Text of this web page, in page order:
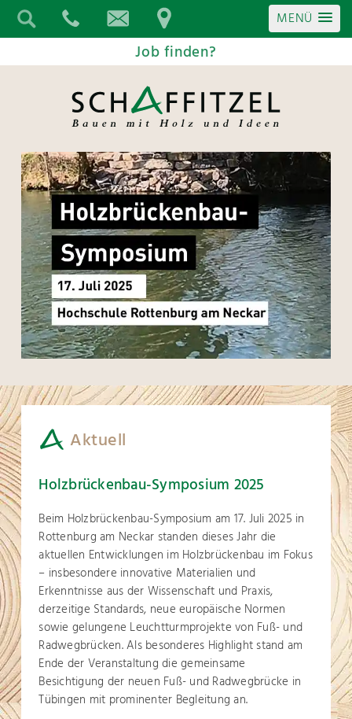
MENÜ
Job finden?
Aktuell
Holzbrückenbau-Symposium 2025
Beim Holzbrückenbau-Symposium am 17. Juli 2025 in
Rottenburg am Neckar standen dieses Jahr die
aktuellen Entwicklungen im Holzbrückenbau im Fokus
– insbesondere innovative Materialien und
Erkenntnisse aus der Wissenschaft und Praxis,
derzeitige Standards, neue europäische Normen
sowie gelungene Leuchtturmprojekte von Fuß- und
Radwegbrücken. Als besonderes Highlight stand am
Ende der Veranstaltung die gemeinsame
Besichtigung der neuen Fuß- und Radwegbrücke in
Tübingen mit prominenter Begleitung an.